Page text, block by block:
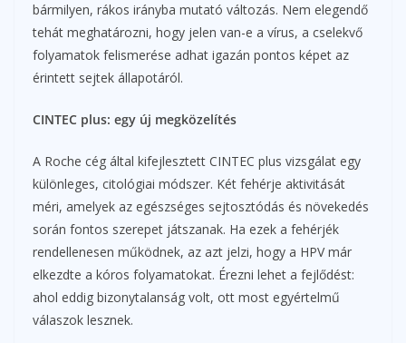
bármilyen, rákos irányba mutató változás. Nem elegendő
tehát meghatározni, hogy jelen van-e a vírus, a cselekvő
folyamatok felismerése adhat igazán pontos képet az
érintett sejtek állapotáról.
CINTEC plus: egy új megközelítés
A Roche cég által kifejlesztett CINTEC plus vizsgálat egy
különleges, citológiai módszer. Két fehérje aktivitását
méri, amelyek az egészséges sejtosztódás és növekedés
során fontos szerepet játszanak. Ha ezek a fehérjék
rendellenesen működnek, az azt jelzi, hogy a HPV már
elkezdte a kóros folyamatokat. Érezni lehet a fejlődést:
ahol eddig bizonytalanság volt, ott most egyértelmű
válaszok lesznek.